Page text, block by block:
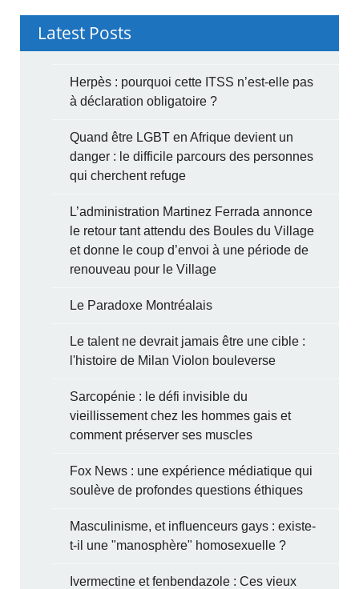
Latest Posts
Herpès : pourquoi cette ITSS n’est-elle pas
à déclaration obligatoire ?
Quand être LGBT en Afrique devient un
danger : le difficile parcours des personnes
qui cherchent refuge
L’administration Martinez Ferrada annonce
le retour tant attendu des Boules du Village
et donne le coup d’envoi à une période de
renouveau pour le Village
Le Paradoxe Montréalais
Le talent ne devrait jamais être une cible :
l'histoire de Milan Violon bouleverse
Sarcopénie : le défi invisible du
vieillissement chez les hommes gais et
comment préserver ses muscles
Fox News : une expérience médiatique qui
soulève de profondes questions éthiques
Masculinisme, et influenceurs gays : existe-
t-il une "manosphère" homosexuelle ?
Ivermectine et fenbendazole : Ces vieux